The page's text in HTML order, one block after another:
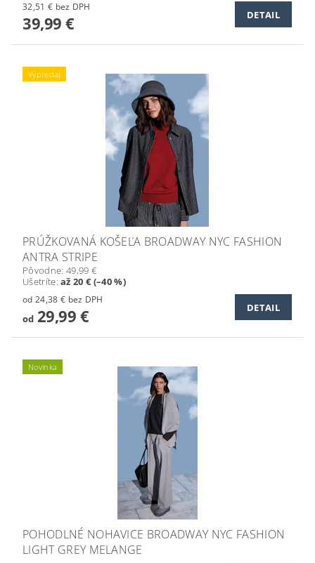
32,51 € bez DPH
39,99 € DETAIL
Výpredaj
PRÚŽKOVANÁ KOŠEĽA BROADWAY NYC FASHION
ANTRA STRIPE
Pôvodne: 49,99 €
Ušetríte:až 20 € (–40 %)
od 24,38 € bez DPH
od29,99 € DETAIL
Novinka
POHODLNÉ NOHAVICE BROADWAY NYC FASHION
LIGHT GREY MELANGE